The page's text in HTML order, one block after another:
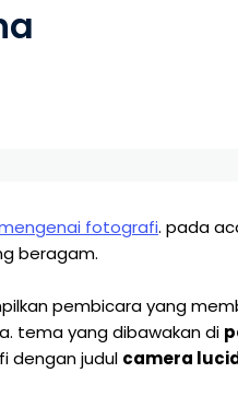
fotografi. pada
beragam.
pembicara yang
tema yang dibawakan di
dengan judul camera